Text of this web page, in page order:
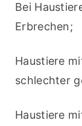
Bei
Erbrechen;
Haustiere
schlechter
Haustiere